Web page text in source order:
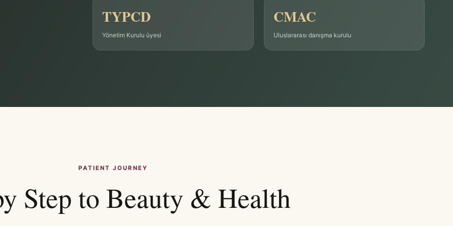
TYPCD
Yönetim Kurulu üyesi
CMAC
Uluslararası danışma kurulu
PATIENT JOURNEY
Step to Beauty & Health